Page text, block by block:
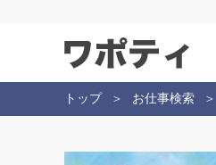
トップ お仕事検索